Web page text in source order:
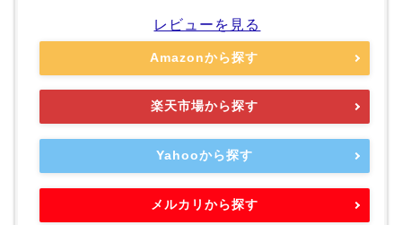
レビューを見る
Amazonから探す
楽天市場から探す
Yahooから探す
メルカリから探す